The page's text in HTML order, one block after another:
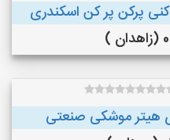
پرکن پر کن اسکندری
)
هیتر موشکی صنعتی